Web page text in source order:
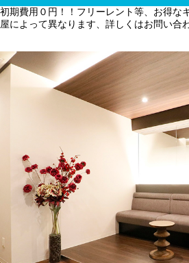
初期費用０円！！フリーレント等、お得
屋によって異なります、詳しくはお問い合